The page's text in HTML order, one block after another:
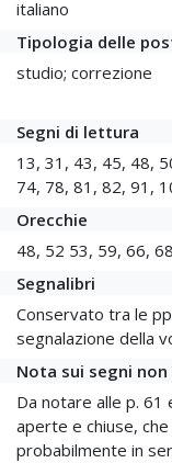
italiano
Tipologia delle
studio; correzione
Segni di lettura
13, 31, 43, 45, 48,
74, 78, 81, 82, 91,
Orecchie
48, 52 53, 59, 66,
Segnalibri
Conservato tra le
segnalazione della
Nota sui segni non
Da notare alle p. 61
aperte e chiuse,
probabilmente in